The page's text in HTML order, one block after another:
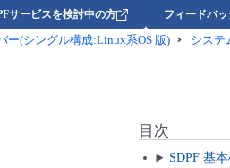
サービスを検討中の方 フィードバ
ー(シングル構成:Linux系OS 版)
システ
目次
SDPF 基